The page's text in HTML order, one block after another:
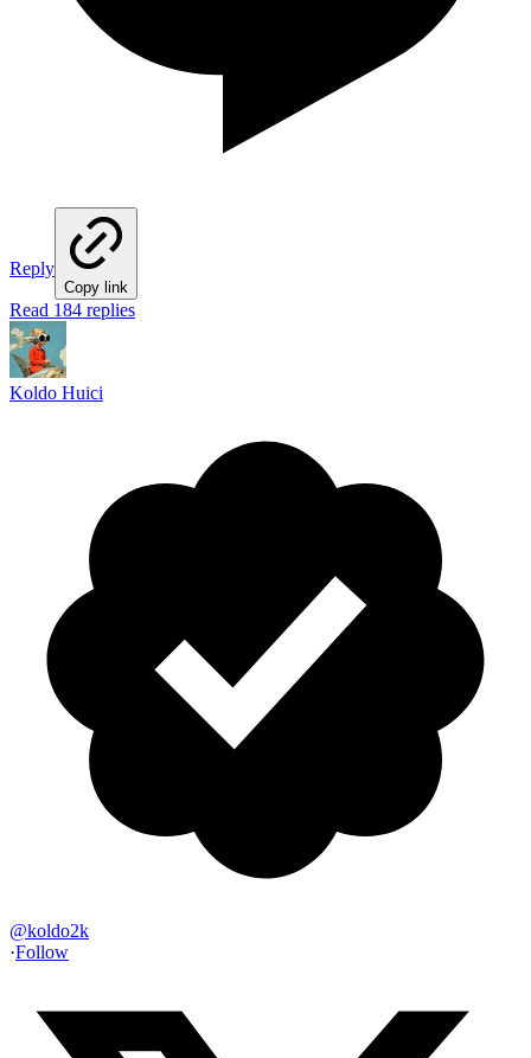
Reply
Copy link
Read 184 replies
Koldo Huici
@koldo2k
·Follow